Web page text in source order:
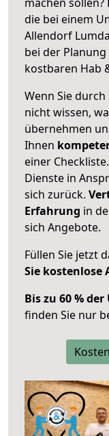
die bei einem
Allendorf
bei der
kostbaren Hab
Wenn Sie
nicht wissen,
übernehmen
Ihnen
einer Checkliste.
Dienste in
sich zurück.
Erfahrung in
sich Angebote.
Füllen Sie jetzt
Sie kostenlose
Bis zu 60 %
finden Sie nur